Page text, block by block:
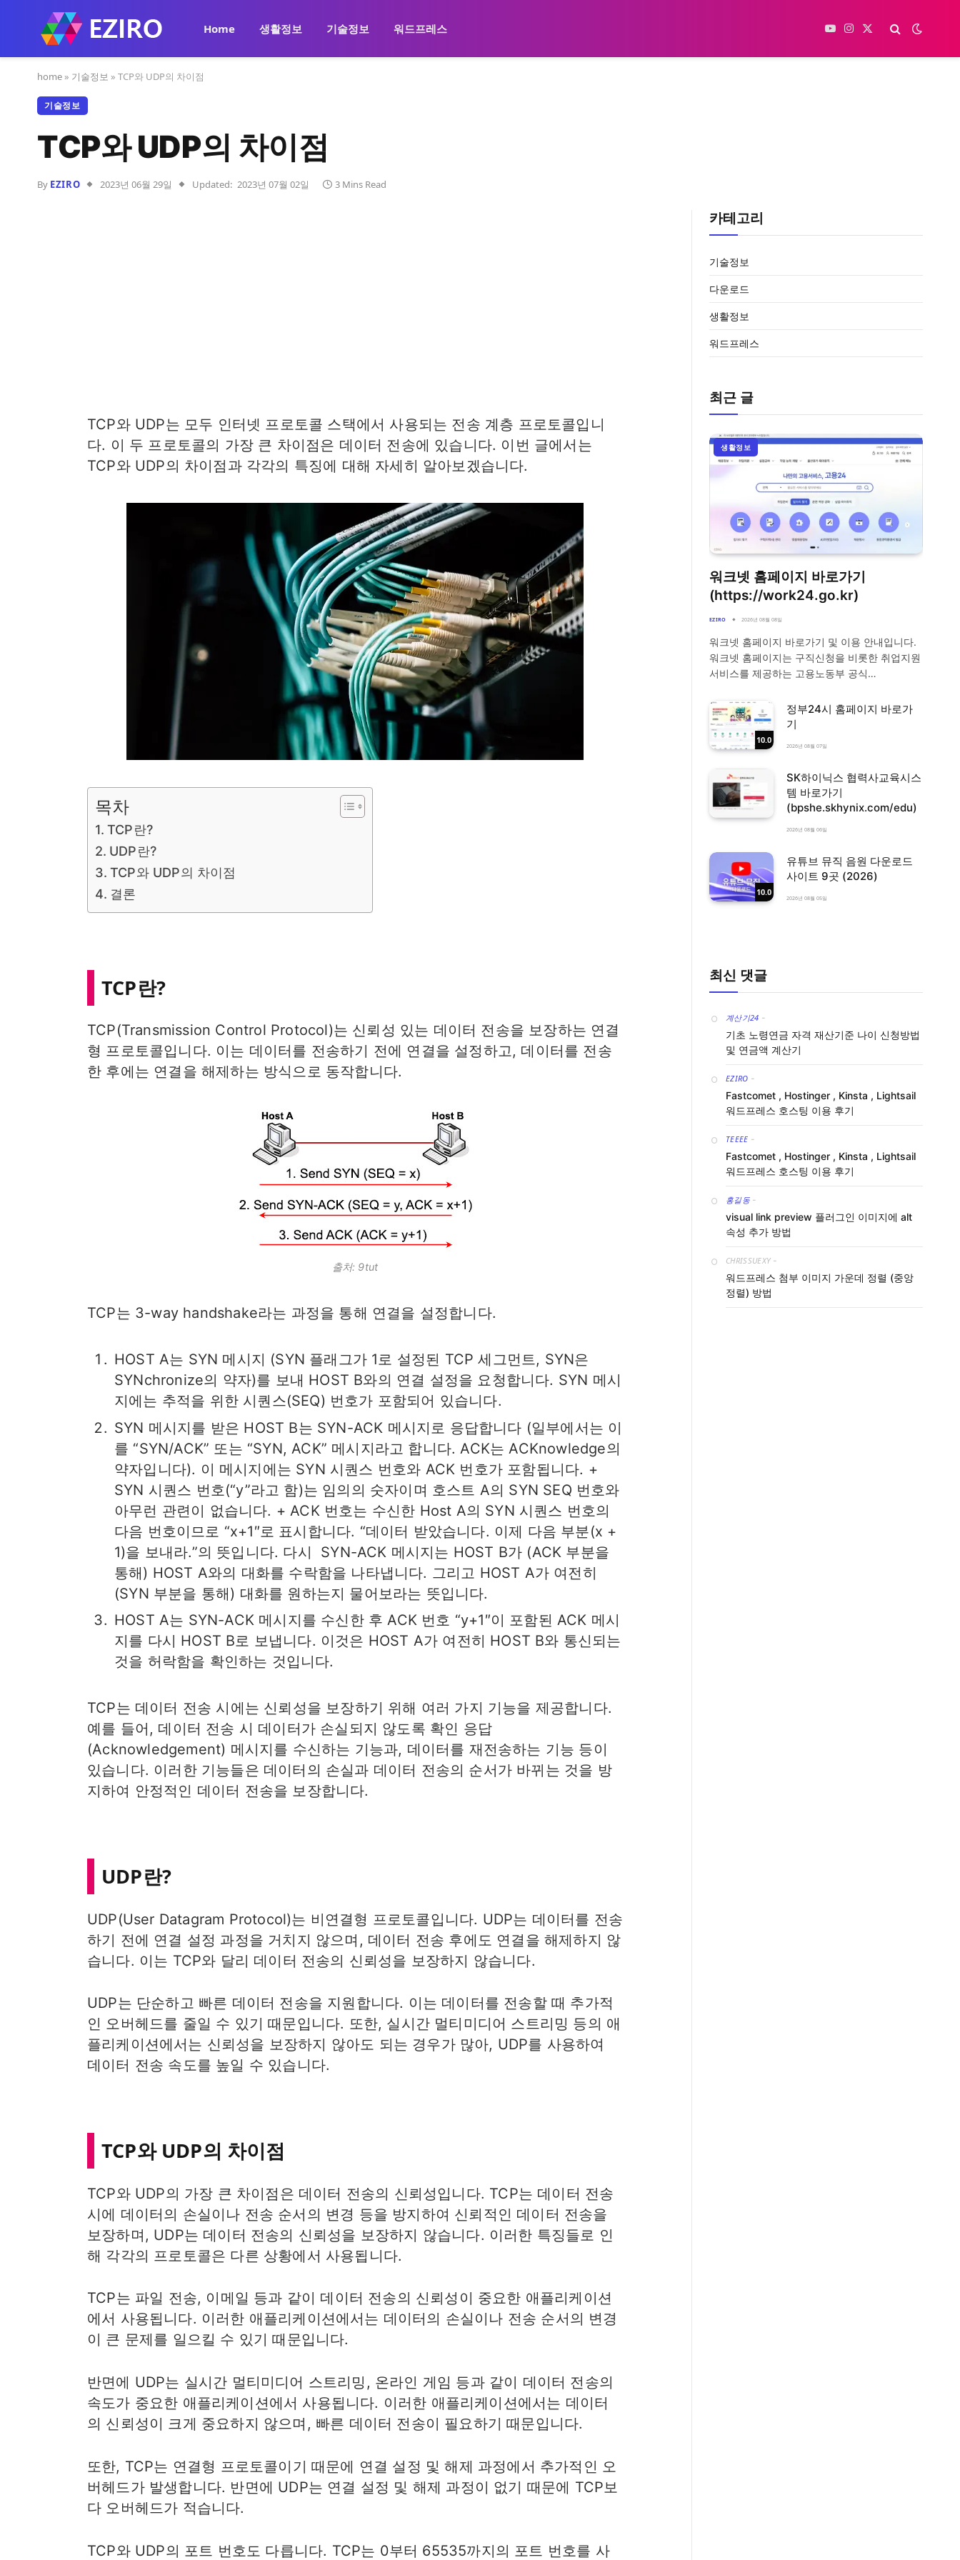
Home 생활정보 기술정보 워드프레스 YouTubeInstagram
X
home » 기술정보 » TCP와 UDP의 차이점
기술정보
TCP와 UDP의 차이점
By EZIRO 2023년 06월 29일 Updated: 2023년 07월 02일 3 Mins Read
TCP와 UDP는 모두 인터넷 프로토콜 스택에서 사용되는 전송 계층 프로토콜입니
다. 이 두 프로토콜의 가장 큰 차이점은 데이터 전송에 있습니다. 이번 글에서는
TCP와 UDP의 차이점과 각각의 특징에 대해 자세히 알아보겠습니다.
목차
TCP란?
UDP란?
TCP와 UDP의 차이점
결론
TCP란?
TCP(Transmission Control Protocol)는 신뢰성 있는 데이터 전송을 보장하는 연결
형 프로토콜입니다. 이는 데이터를 전송하기 전에 연결을 설정하고, 데이터를 전송
한 후에는 연결을 해제하는 방식으로 동작합니다.
출처: 9tut
TCP는 3-way handshake라는 과정을 통해 연결을 설정합니다.
HOST A는 SYN 메시지 (SYN 플래그가 1로 설정된 TCP 세그먼트, SYN은
SYNchronize의 약자)를 보내 HOST B와의 연결 설정을 요청합니다. SYN 메시
지에는 추적을 위한 시퀀스(SEQ) 번호가 포함되어 있습니다.
SYN 메시지를 받은 HOST B는 SYN-ACK 메시지로 응답합니다 (일부에서는 이
를 “SYN/ACK” 또는 “SYN, ACK” 메시지라고 합니다. ACK는 ACKnowledge의
약자입니다). 이 메시지에는 SYN 시퀀스 번호와 ACK 번호가 포함됩니다. +
SYN 시퀀스 번호(“y”라고 함)는 임의의 숫자이며 호스트 A의 SYN SEQ 번호와
아무런 관련이 없습니다. + ACK 번호는 수신한 Host A의 SYN 시퀀스 번호의
다음 번호이므로 “x+1″로 표시합니다. “데이터 받았습니다. 이제 다음 부분(x +
1)을 보내라.”의 뜻입니다. 다시 SYN-ACK 메시지는 HOST B가 (ACK 부분을
통해) HOST A와의 대화를 수락함을 나타냅니다. 그리고 HOST A가 여전히
(SYN 부분을 통해) 대화를 원하는지 물어보라는 뜻입니다.
HOST A는 SYN-ACK 메시지를 수신한 후 ACK 번호 “y+1″이 포함된 ACK 메시
지를 다시 HOST B로 보냅니다. 이것은 HOST A가 여전히 HOST B와 통신되는
것을 허락함을 확인하는 것입니다.
TCP는 데이터 전송 시에는 신뢰성을 보장하기 위해 여러 가지 기능을 제공합니다.
예를 들어, 데이터 전송 시 데이터가 손실되지 않도록 확인 응답
(Acknowledgement) 메시지를 수신하는 기능과, 데이터를 재전송하는 기능 등이
있습니다. 이러한 기능들은 데이터의 손실과 데이터 전송의 순서가 바뀌는 것을 방
지하여 안정적인 데이터 전송을 보장합니다.
UDP란?
UDP(User Datagram Protocol)는 비연결형 프로토콜입니다. UDP는 데이터를 전송
하기 전에 연결 설정 과정을 거치지 않으며, 데이터 전송 후에도 연결을 해제하지 않
습니다. 이는 TCP와 달리 데이터 전송의 신뢰성을 보장하지 않습니다.
UDP는 단순하고 빠른 데이터 전송을 지원합니다. 이는 데이터를 전송할 때 추가적
인 오버헤드를 줄일 수 있기 때문입니다. 또한, 실시간 멀티미디어 스트리밍 등의 애
플리케이션에서는 신뢰성을 보장하지 않아도 되는 경우가 많아, UDP를 사용하여
데이터 전송 속도를 높일 수 있습니다.
TCP와 UDP의 차이점
TCP와 UDP의 가장 큰 차이점은 데이터 전송의 신뢰성입니다. TCP는 데이터 전송
시에 데이터의 손실이나 전송 순서의 변경 등을 방지하여 신뢰적인 데이터 전송을
보장하며, UDP는 데이터 전송의 신뢰성을 보장하지 않습니다. 이러한 특징들로 인
해 각각의 프로토콜은 다른 상황에서 사용됩니다.
TCP는 파일 전송, 이메일 등과 같이 데이터 전송의 신뢰성이 중요한 애플리케이션
에서 사용됩니다. 이러한 애플리케이션에서는 데이터의 손실이나 전송 순서의 변경
이 큰 문제를 일으킬 수 있기 때문입니다.
반면에 UDP는 실시간 멀티미디어 스트리밍, 온라인 게임 등과 같이 데이터 전송의
속도가 중요한 애플리케이션에서 사용됩니다. 이러한 애플리케이션에서는 데이터
의 신뢰성이 크게 중요하지 않으며, 빠른 데이터 전송이 필요하기 때문입니다.
또한, TCP는 연결형 프로토콜이기 때문에 연결 설정 및 해제 과정에서 추가적인 오
버헤드가 발생합니다. 반면에 UDP는 연결 설정 및 해제 과정이 없기 때문에 TCP보
다 오버헤드가 적습니다.
TCP와 UDP의 포트 번호도 다릅니다. TCP는 0부터 65535까지의 포트 번호를 사
카테고리
기술정보
다운로드
생활정보
워드프레스
최근 글
생활정보
워크넷 홈페이지 바로가기
(https://work24.go.kr)
EZIRO 2026년 08월 08일
워크넷 홈페이지 바로가기 및 이용 안내입니다.
워크넷 홈페이지는 구직신청을 비롯한 취업지원
서비스를 제공하는 고용노동부 공식…
10.0
정부24시 홈페이지 바로가
기
2026년 08월 07일
SK하이닉스 협력사교육시스
템 바로가기
(bpshe.skhynix.com/edu)
2026년 08월 06일
10.0
유튜브 뮤직 음원 다운로드
사이트 9곳 (2026)
2026년 08월 05일
최신 댓글
계산기24 -
기초 노령연금 자격 재산기준 나이 신청방법
및 연금액 계산기
EZIRO -
Fastcomet , Hostinger , Kinsta , Lightsail
워드프레스 호스팅 이용 후기
TEEEE -
Fastcomet , Hostinger , Kinsta , Lightsail
워드프레스 호스팅 이용 후기
홍길동 -
visual link preview 플러그인 이미지에 alt
속성 추가 방법
CHRISSUEXY -
워드프레스 첨부 이미지 가운데 정렬 (중앙
정렬) 방법